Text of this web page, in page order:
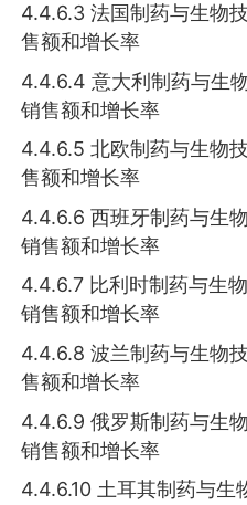
4.4.6.3 法国制药与生物
售额和增长率
4.4.6.4 意大利制药与生
销售额和增长率
4.4.6.5 北欧制药与生物
售额和增长率
4.4.6.6 西班牙制药与生
销售额和增长率
4.4.6.7 比利时制药与生
销售额和增长率
4.4.6.8 波兰制药与生物
售额和增长率
4.4.6.9 俄罗斯制药与生
销售额和增长率
4.4.6.10 土耳其制药与生